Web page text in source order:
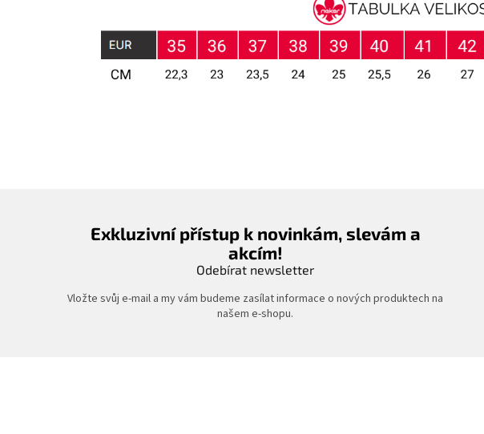
Exkluzivní přístup k novinkám, slevám a
akcím!
Odebírat newsletter
Vložte svůj e-mail a my vám budeme zasílat informace o nových produktech na
našem e-shopu.